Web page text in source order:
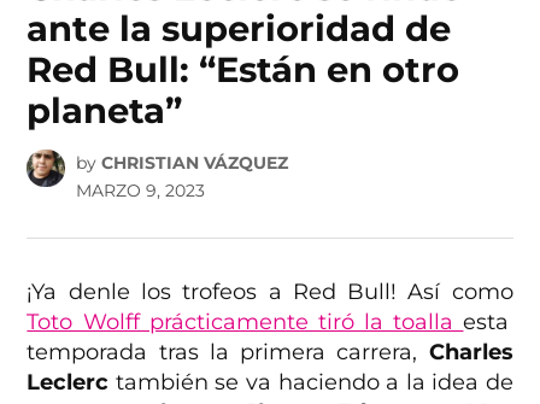
ante la superioridad de
Red Bull: “Están en otro
planeta”
by CHRISTIAN VÁZQUEZ
MARZO 9, 2023
¡Ya denle los trofeos a Red Bull! Así como
Toto Wolff prácticamente tiró la toallaesta
temporada tras la primera carrera, Charles
Leclerc también se va haciendo a la idea de